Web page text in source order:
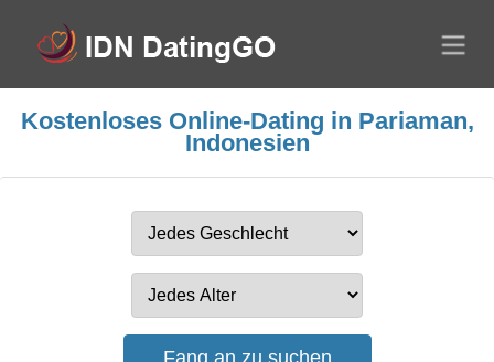
Kostenloses Online-Dating in Pariaman,
Indonesien